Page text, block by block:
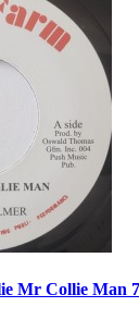
Mr Collie Man